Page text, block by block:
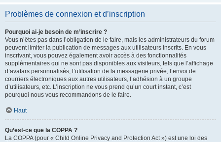
Problèmes de connexion et d’inscription
Pourquoi ai-je besoin de m’inscrire ?
Vous n’êtes pas dans l’obligation de le faire, mais les administrateurs du forum
peuvent limiter la publication de messages aux utilisateurs inscrits. En vous
inscrivant, vous pouvez également avoir accès à des fonctionnalités
supplémentaires qui ne sont pas disponibles aux visiteurs, tels que l’affichage
d’avatars personnalisés, l’utilisation de la messagerie privée, l’envoi de
courriers électroniques aux autres utilisateurs, l’adhésion à un groupe
d’utilisateurs, etc. L’inscription ne vous prend qu’un court instant, c’est
pourquoi nous vous recommandons de le faire.
Haut
Qu’est-ce que la COPPA ?
La COPPA (pour « Child Online Privacy and Protection Act ») est une loi des